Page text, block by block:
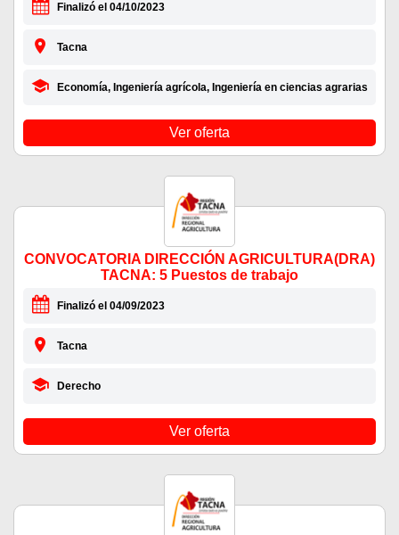
Finalizó el 04/10/2023
Tacna
Economía, Ingeniería agrícola, Ingeniería en ciencias agrarias
Ver oferta
CONVOCATORIA DIRECCIÓN AGRICULTURA(DRA)
TACNA: 5 Puestos de trabajo
Finalizó el 04/09/2023
Tacna
Derecho
Ver oferta